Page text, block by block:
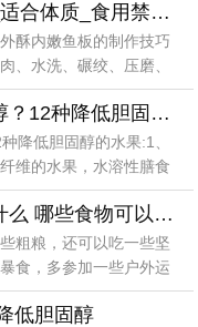
鱼板的功效与作用_适合体质_食用禁忌_如何挑选_制作技巧
酥内嫩鱼板的制作技巧
、水洗、碾绞、压磨、
吃什么水果降胆固醇？12种降低胆固醇的水果
降低胆固醇的水果:1、
维的水果，水溶性膳食
总胆固醇高严重吃什么 哪些食物可以降低胆固醇
粗粮，还可以吃一些坚
食，多参加一些户外运
低胆固醇